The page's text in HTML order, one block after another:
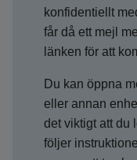
konfidentiellt
får då ett mejl
länken för att
Du kan öppna
eller annan
det viktigt att du
följer